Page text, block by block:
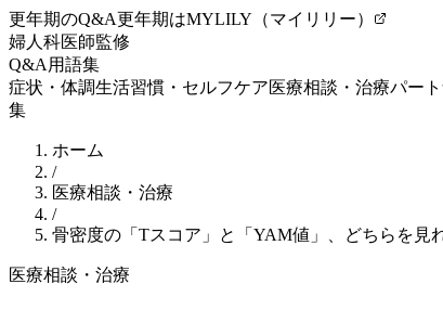
更年期のQ&A更年期はMYLILY（マイリリー）
婦人科医師監修
Q&A 用語集
症状・体調生活習慣・セルフケア医療相談・治療パー
集
ホーム
/
医療相談・治療
/
骨密度の「Tスコア」と「YAM値」、どちらを見
医療相談・治療